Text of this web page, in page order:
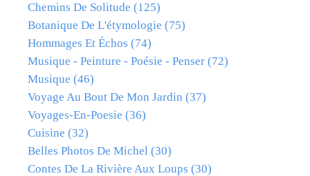
Chemins De Solitude (125)
Botanique De L'étymologie (75)
Hommages Et Échos (74)
Musique - Peinture - Poésie - Penser (72)
Musique (46)
Voyage Au Bout De Mon Jardin (37)
Voyages-En-Poesie (36)
Cuisine (32)
Belles Photos De Michel (30)
Contes De La Rivière Aux Loups (30)